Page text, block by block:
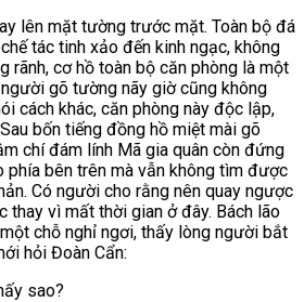
lên mặt tường trước mặt. Toàn bộ đá
tác tinh xảo đến kinh ngạc, không
rãnh, cơ hồ toàn bộ căn phòng là một
gõ tường nãy giờ cũng không
cách khác, căn phòng này độc lập,
bốn tiếng đồng hồ miệt mài gõ
chí đám lính Mã gia quân còn đứng
phía bên trên mà vẫn không tìm được
Có người cho rằng nên quay ngược
thay vì mất thời gian ở đây. Bách lão
chỗ nghỉ ngơi, thấy lòng người bắt
hỏi Đoàn Cẩn:
sao?